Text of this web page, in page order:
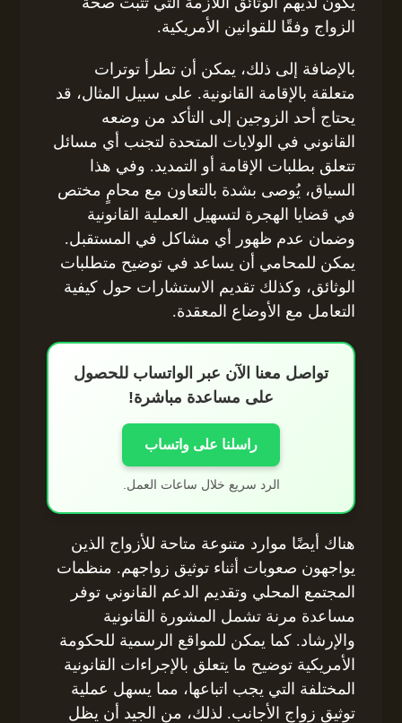
الزواج وفقًا للقوانين الأمريكية.
بالإضافة إلى ذلك، يمكن أن تطرأ توترات
متعلقة بالإقامة القانونية. على سبيل المثال، قد
يحتاج أحد الزوجين إلى التأكد من وضعه
القانوني في الولايات المتحدة لتجنب أي مسائل
تتعلق بطلبات الإقامة أو التمديد. وفي هذا
السياق، يُوصى بشدة بالتعاون مع محامٍ مختص
في قضايا الهجرة لتسهيل العملية القانونية
وضمان عدم ظهور أي مشاكل في المستقبل.
يمكن للمحامي أن يساعد في توضيح متطلبات
الوثائق، وكذلك تقديم الاستشارات حول كيفية
التعامل مع الأوضاع المعقدة.
تواصل معنا الآن عبر الواتساب للحصول
على مساعدة مباشرة!
راسلنا على واتساب
الرد سريع خلال ساعات العمل.
هناك أيضًا موارد متنوعة متاحة للأزواج الذين
يواجهون صعوبات أثناء توثيق زواجهم. منظمات
المجتمع المحلي وتقديم الدعم القانوني توفر
مساعدة مرنة تشمل المشورة القانونية
والإرشاد. كما يمكن للمواقع الرسمية للحكومة
الأمريكية توضيح ما يتعلق بالإجراءات القانونية
المختلفة التي يجب اتباعها، مما يسهل عملية
توثيق زواج الأجانب. لذلك، من الجيد أن يظل